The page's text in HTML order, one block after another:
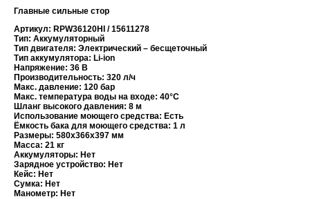
Главные сильные стор
Артикул: RPW36120HI / 15611278
Тип: Аккумуляторный
Тип двигателя: Электрический – бесщеточный
Тип аккумулятора: Li-ion
Напряжение: 36 В
Производительность: 320 л/ч
Макс. давление: 120 бар
Макс. температура воды на входе: 40°С
Шланг высокого давления: 8 м
Использование моющего средства: Есть
Ёмкость бака для моющего средства: 1 л
Размеры: 580х366х397 мм
Масса: 21 кг
Аккумуляторы: Нет
Зарядное устройство: Нет
Кейс: Нет
Сумка: Нет
Манометр: Нет